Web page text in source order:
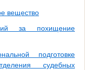
вещество
за похищение
подготовке
судебных